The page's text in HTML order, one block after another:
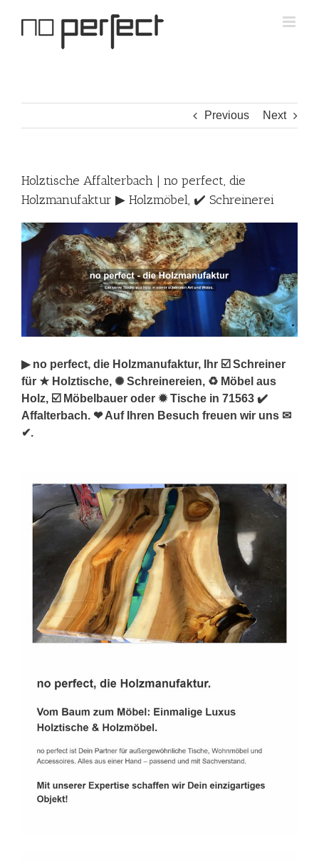
Previous Next
Holztische Affalterbach | no perfect, die
Holzmanufaktur ▶︎ Holzmöbel, ✔️ Schreinerei
▶︎ no perfect, die Holzmanufaktur, Ihr ☑️ Schreiner
für ★ Holztische, ✺ Schreinereien, ♻ Möbel aus
Holz, ☑️ Möbelbauer oder ✹ Tische in 71563 ✔️
Affalterbach. ❤ Auf Ihren Besuch freuen wir uns ✉
✔.